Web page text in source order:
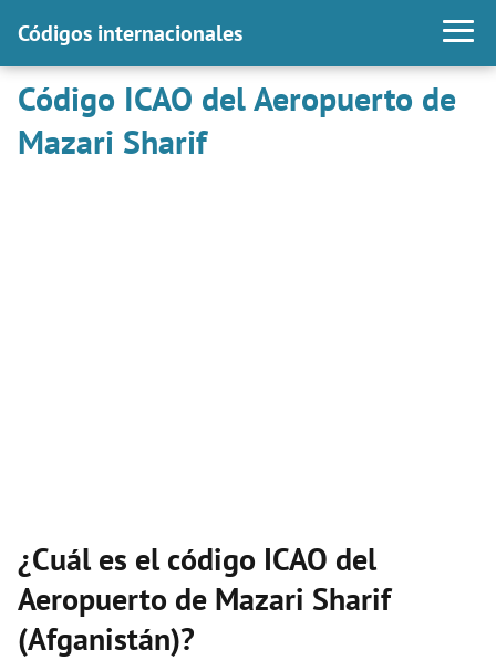
Códigos internacionales
Código ICAO del Aeropuerto de
Mazari Sharif
¿Cuál es el código ICAO del
Aeropuerto de Mazari Sharif
(Afganistán)?